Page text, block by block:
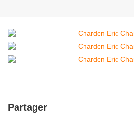
Partager